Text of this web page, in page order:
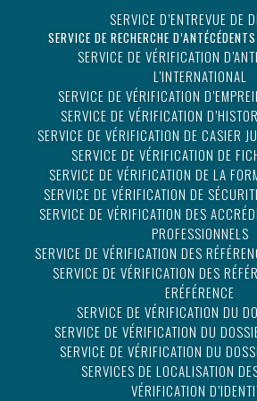
SERVICE D’ENTREVUE DE
SERVICE DE RECHERCHE
SERVICE DE VÉRIFICATION
L’INTERNATIONAL
SERVICE DE VÉRIFICATION
SERVICE DE VÉRIFICATION
SERVICE DE VÉRIFICATION DE CASIER
SERVICE DE VÉRIFICATION DE
SERVICE DE VÉRIFICATION DE LA
SERVICE DE VÉRIFICATION DE
SERVICE DE VÉRIFICATION DES
PROFESSIONNELS
SERVICE DE VÉRIFICATION DES
SERVICE DE VÉRIFICATION DES
ERÉFÉRENCE
SERVICE DE VÉRIFICATION DU
SERVICE DE VÉRIFICATION DU
SERVICE DE VÉRIFICATION DU
SERVICES DE LOCALISATION
VÉRIFICATION